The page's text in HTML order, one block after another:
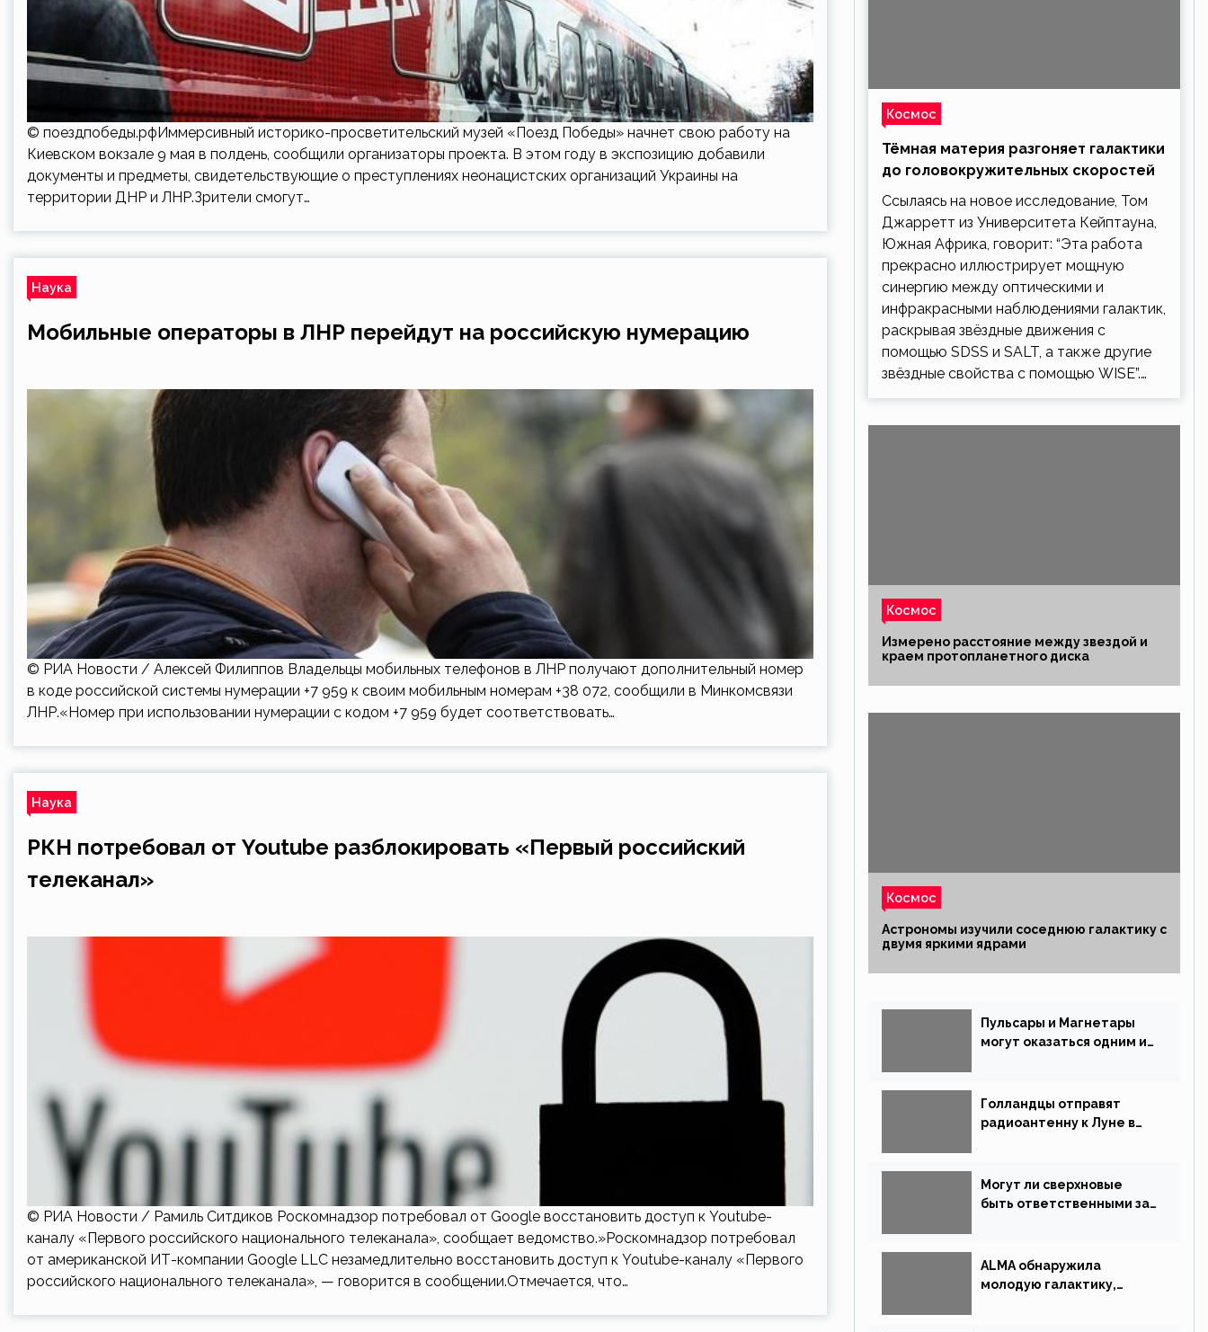
© поездпобеды.рфИммерсивный историко-просветительский музей «Поезд Победы» начнет свою работу на
Киевском вокзале 9 мая в полдень, сообщили организаторы проекта. В этом году в экспозицию добавили
документы и предметы, свидетельствующие о преступлениях неонацистских организаций Украины на
территории ДНР и ЛНР.Зрители смогут…
Наука
Мобильные операторы в ЛНР перейдут на российскую нумерацию
© РИА Новости / Алексей Филиппов Владельцы мобильных телефонов в ЛНР получают дополнительный номер
в коде российской системы нумерации +7 959 к своим мобильным номерам +38 072, сообщили в Минкомсвязи
ЛНР.«Номер при использовании нумерации с кодом +7 959 будет соответствовать…
Наука
РКН потребовал от Youtube разблокировать «Первый российский
телеканал»
© РИА Новости / Рамиль Ситдиков Роскомнадзор потребовал от Google восстановить доступ к Youtube-
каналу «Первого российского национального телеканала», сообщает ведомство.»Роскомнадзор потребовал
от американской ИТ-компании Google LLC незамедлительно восстановить доступ к Youtube-каналу «Первого
российского национального телеканала», — говорится в сообщении.Отмечается, что…
Космос
Тёмная материя разгоняет галактики
до головокружительных скоростей
Ссылаясь на новое исследование, Том
Джарретт из Университета Кейптауна,
Южная Африка, говорит: “Эта работа
прекрасно иллюстрирует мощную
синергию между оптическими и
инфракрасными наблюдениями галактик,
раскрывая звёздные движения с
помощью SDSS и SALT, а также другие
звёздные свойства с помощью WISE”.…
Космос
Измерено расстояние между звездой и
краем протопланетного диска
Космос
Астрономы изучили соседнюю галактику с
двумя яркими ядрами
Пульсары и Магнетары
могут оказаться одним и
Голландцы отправят
радиоантенну к Луне в
Могут ли сверхновые
быть ответственными за
ALMA обнаружила
молодую галактику,